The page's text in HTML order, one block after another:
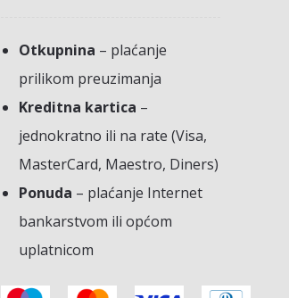
Otkupnina – plaćanje
prilikom preuzimanja
Kreditna kartica –
jednokratno ili na rate (Visa,
MasterCard, Maestro, Diners)
Ponuda – plaćanje Internet
bankarstvom ili općom
uplatnicom